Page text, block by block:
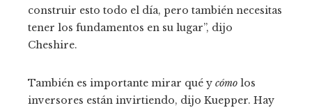
construir esto todo el día, pero también necesitas
tener los fundamentos en su lugar”, dijo
Cheshire.
También es importante mirar qué y cómo los
inversores están invirtiendo, dijo Kuepper. Hay